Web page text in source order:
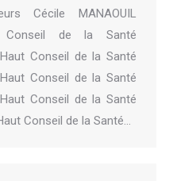
Cécile MANAOUIL
Conseil de la Santé
Conseil de la Santé
Conseil de la Santé
Conseil de la Santé
Conseil de la Santé…